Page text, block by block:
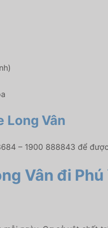
Long Vân
– 1900 888843 để
Vân đi Phú